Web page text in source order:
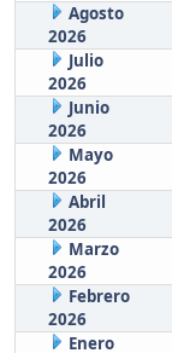
Agosto
2026
Julio
2026
Junio
2026
Mayo
2026
Abril
2026
Marzo
2026
Febrero
2026
Enero